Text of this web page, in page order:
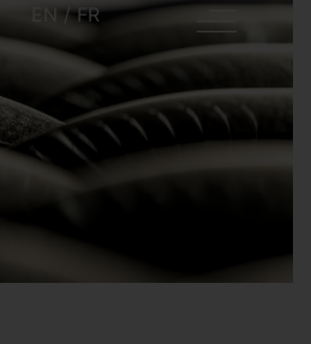
EN /FR